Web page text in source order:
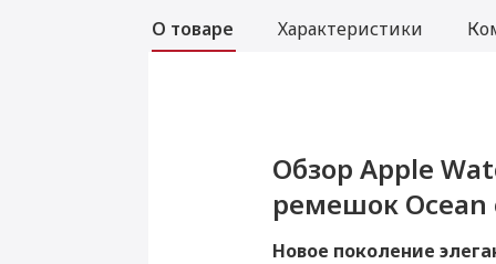
О товаре Характеристики
Обзор Apple
ремешок Ocean
Новое поколение
титана,
Комплектация
титана,
Аксессуары
Услуги
Обновление Apple Watch